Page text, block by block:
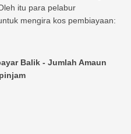
itu para pelabur
mengira kos pembiayaan:
Balik - Jumlah Amaun